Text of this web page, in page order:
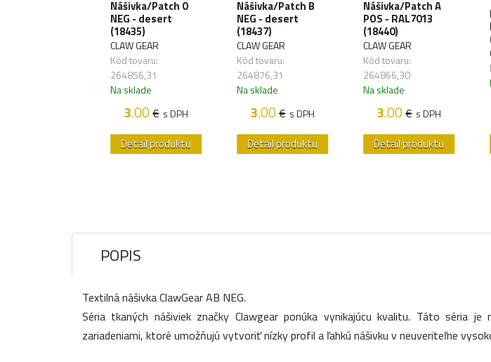
Nášivka/Patch 0
NEG - desert
(18435)
CLAW GEAR
Kód tovaru:
264856,31
Na sklade
3.00€ s DPH
Detail produktu
Nášivka/Patch B
NEG - desert
(18437)
CLAW GEAR
Kód tovaru:
264876,31
Na sklade
3.00€ s DPH
Detail produktu
Nášivka/Patch A
POS - RAL7013
(18440)
CLAW GEAR
Kód tovaru:
264866,30
Na sklade
3.00€ s DPH
Detail produktu
POPIS
Textilná nášivka ClawGear AB NEG.
Séria tkaných nášiviek značky Clawgear ponúka vynikajúcu kvalitu. Táto séria
zariadeniami, ktoré umožňujú vytvoriť nízky profil a ľahkú nášivku v neuveriteľne